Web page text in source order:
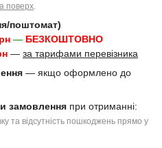
поверх
поштомат)
— БЕЗКОШТОВНО
— за тарифами перевізника
— якщо оформлено до
замовлення при отриманні:
та відсутність пошкоджень прямо у